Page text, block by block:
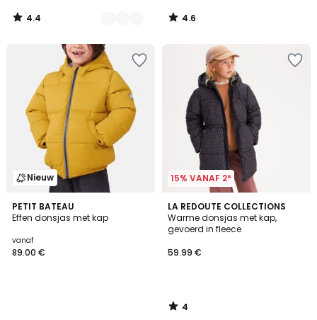
4.4
/
4.6
/
Nieuw
PETIT BATEAU
Effen donsjas met kap
vanaf
89.00 €
15% VANAF 2*
LA REDOUTE COLLECTIONS
Warme donsjas met kap,
gevoerd in fleece
59.99 €
4
/
5
4
/